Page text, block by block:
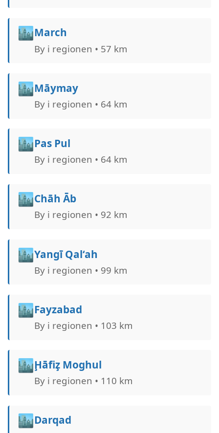
🏙️March
By i regionen • 57 km
🏙️Māymay
By i regionen • 64 km
🏙️Pas Pul
By i regionen • 64 km
🏙️Chāh Āb
By i regionen • 92 km
🏙️Yangī Qal‘ah
By i regionen • 99 km
🏙️Fayzabad
By i regionen • 103 km
🏙️Ḩāfiz̧ Moghul
By i regionen • 110 km
🏙️Darqad